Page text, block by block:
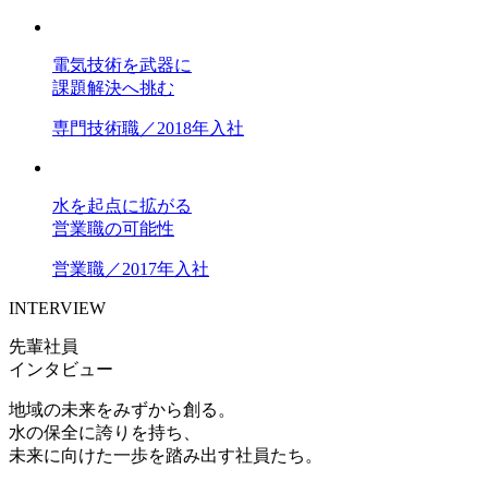
電気技術を武器に
課題解決へ挑む
専門技術職／2018年入社
水を起点に拡がる
営業職の可能性
営業職／2017年入社
INTERVIEW
先輩社員
インタビュー
地域の未来をみずから創る。
水の保全に誇りを持ち、
未来に向けた一歩を踏み出す社員たち。